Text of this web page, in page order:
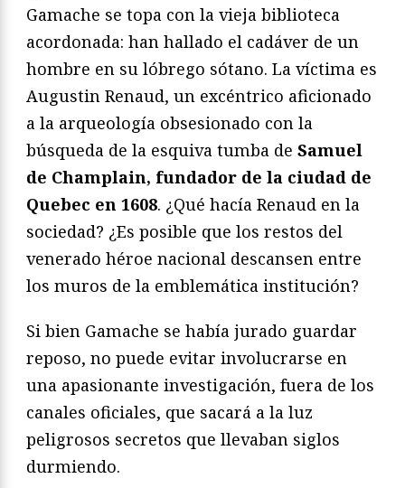
Gamache se topa con la vieja biblioteca
acordonada: han hallado el cadáver de un
hombre en su lóbrego sótano. La víctima es
Augustin Renaud, un excéntrico aficionado
a la arqueología obsesionado con la
búsqueda de la esquiva tumba de Samuel
de Champlain, fundador de la ciudad de
Quebec en 1608. ¿Qué hacía Renaud en la
sociedad? ¿Es posible que los restos del
venerado héroe nacional descansen entre
los muros de la emblemática institución?
Si bien Gamache se había jurado guardar
reposo, no puede evitar involucrarse en
una apasionante investigación, fuera de los
canales oficiales, que sacará a la luz
peligrosos secretos que llevaban siglos
durmiendo.